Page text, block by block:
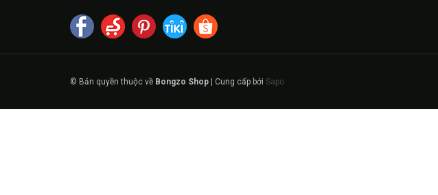
© Bản quyền thuộc về Bongzo Shop | Cung cấp bởi Sapo